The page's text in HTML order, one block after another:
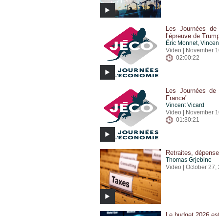
Les Journées
l’épreuve de
Éric Monnet,
Video | November
02:00:22
Les Journées
France"
Vincent Vicard
Video | November
01:30:21
Retraites,
Thomas Grjebine
Video | October 27,